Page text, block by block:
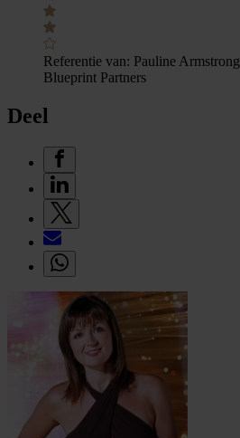
Referentie van: Pauline Armstrong
Blueprint Partners
Deel